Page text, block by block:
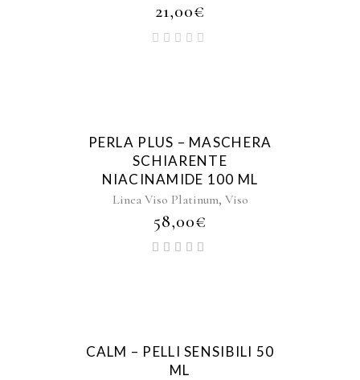
21,00€
PERLA PLUS – MASCHERA
SCHIARENTE
NIACINAMIDE 100 ML
Linea Viso Platinum, Viso
58,00€
CALM – PELLI SENSIBILI 50
ML